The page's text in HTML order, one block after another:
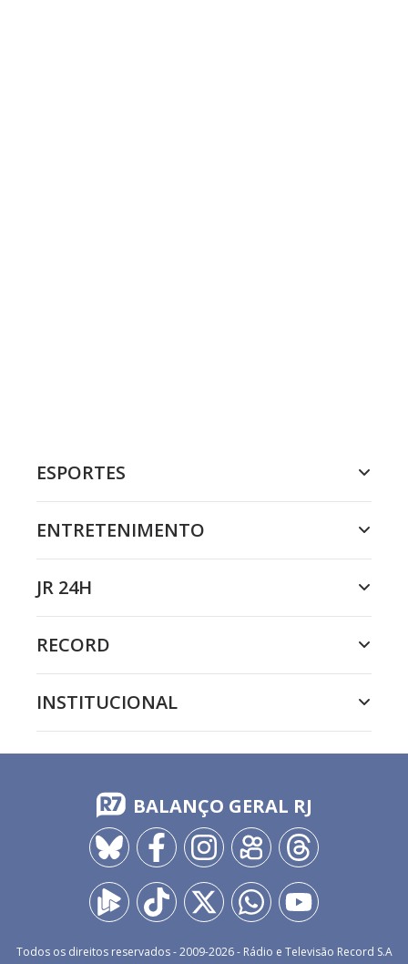
ESPORTES
ENTRETENIMENTO
JR 24H
RECORD
INSTITUCIONAL
BALANÇO GERAL RJ
Todos os direitos reservados - 2009-2026- Rádio e Televisão Record S.A